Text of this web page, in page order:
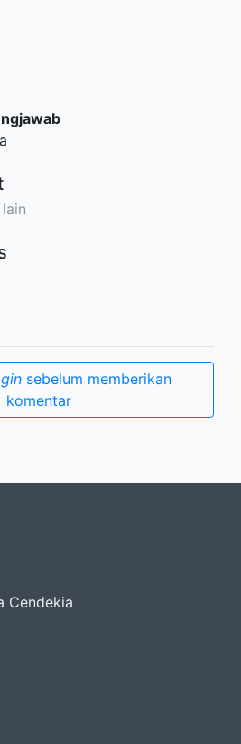
sebelum memberikan
komentar
Cendekia